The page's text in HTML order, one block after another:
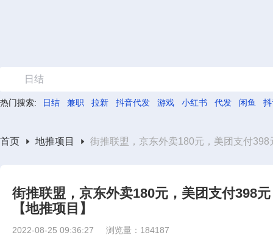
日结
热门搜索: 日结 兼职 拉新 抖音代发 游戏 小红书 代发 闲鱼
首页 地推项目 街推联盟，京东外卖180元，美团支付
街推联盟，京东外卖180元，美团支付398
【地推项目】
2022-08-25 09:36:27 浏览量：184187